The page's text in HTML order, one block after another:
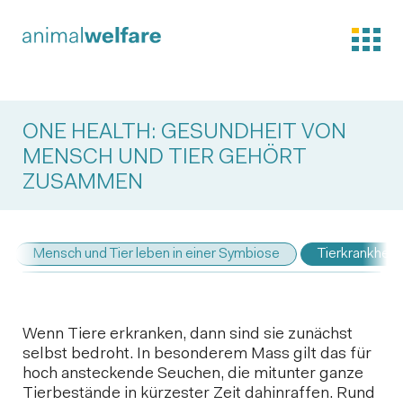
ONE HEALTH: GESUNDHEIT VON
MENSCH UND TIER GEHÖRT
ZUSAMMEN
Mensch und Tier leben in einer Symbiose
Wenn Tiere erkranken, dann sind sie zunächst
selbst bedroht. In besonderem Mass gilt das für
hoch ansteckende Seuchen, die mitunter ganze
Tierbestände in kürzester Zeit dahinraffen. Rund